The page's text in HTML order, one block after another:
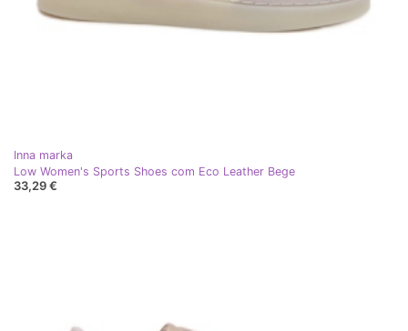
Inna marka
Low Women's Sports Shoes com Eco Leather Bege
33,29 €